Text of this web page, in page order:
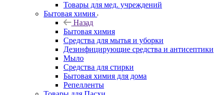
Товары для мед. учреждений
Бытовая химия
Назад
Бытовая химия
Средства для мытья и уборки
Дезинфицирующие средства и антисептики
Мыло
Средства для стирки
Бытовая химия для дома
Репелленты